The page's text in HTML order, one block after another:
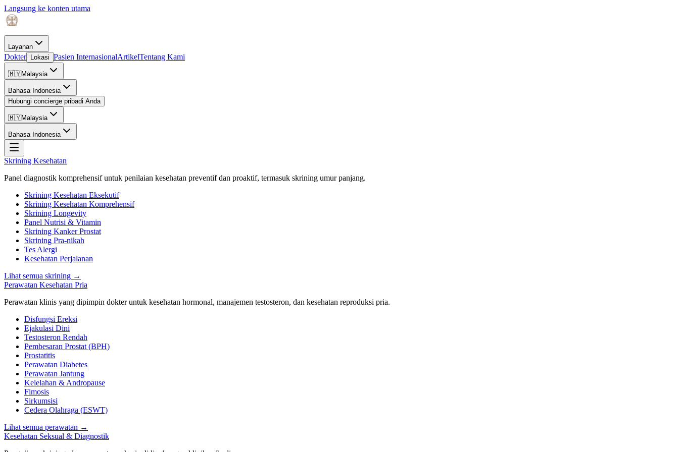
Langsung ke konten utama
Layanan
Dokter Lokasi Pasien InternasionalArtikelTentang Kami
🇲🇾Malaysia
Bahasa Indonesia
Hubungi concierge pribadi Anda
🇲🇾Malaysia
Bahasa Indonesia
Skrining Kesehatan
Panel diagnostik komprehensif untuk penilaian kesehatan preventif dan proaktif, termasuk skrining umur panjang.
Skrining Kesehatan Eksekutif
Skrining Kesehatan Komprehensif
Skrining Longevity
Panel Nutrisi & Vitamin
Skrining Kanker Prostat
Skrining Pra-nikah
Tes Alergi
Kesehatan Perjalanan
Lihat semua skrining →
Perawatan Kesehatan Pria
Perawatan klinis yang dipimpin dokter untuk kesehatan hormonal, manajemen testosteron, dan kesehatan reproduksi pria.
Disfungsi Ereksi
Ejakulasi Dini
Testosteron Rendah
Pembesaran Prostat (BPH)
Prostatitis
Perawatan Diabetes
Perawatan Jantung
Kelelahan & Andropause
Fimosis
Sirkumsisi
Cedera Olahraga (ESWT)
Lihat semua perawatan →
Kesehatan Seksual & Diagnostik